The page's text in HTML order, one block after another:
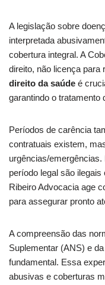
A legislação sobre
interpretada
cobertura integral. A
direito, não licença para
direito da saúde é
garantindo o tratamento
Períodos de carência
contratuais existem,
urgências/
período legal são
Ribeiro Advocacia age
para assegurar pronto
A compreensão das
Suplementar (ANS) e
fundamental. Essa
abusivas e coberturas